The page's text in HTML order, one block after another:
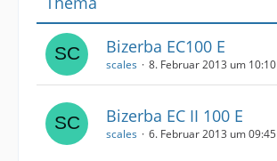
Bizerba EC100 E
scales 8. Februar 2013 um 10:10
Bizerba EC II 100 E
scales 6. Februar 2013 um 09:45